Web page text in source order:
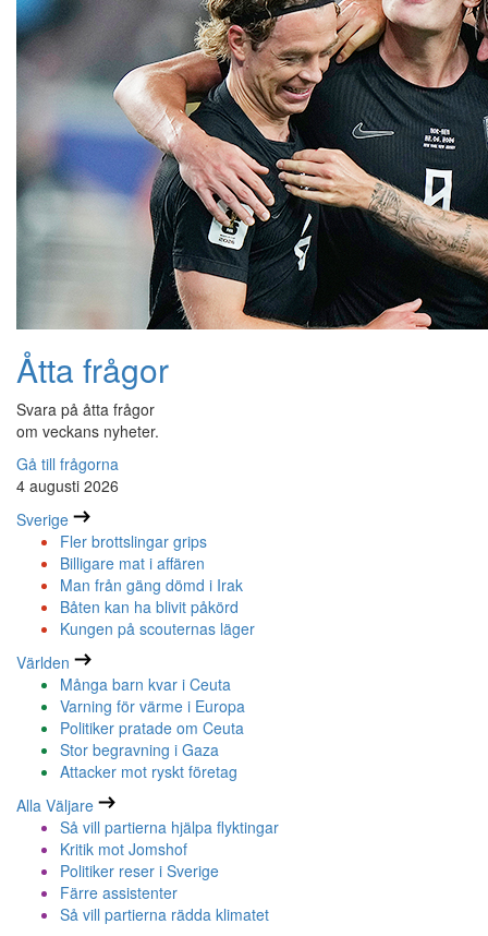
Åtta frågor
Svara på åtta frågor
om veckans nyheter.
Gå till frågorna
4 augusti 2026
Sverige
Fler brottslingar grips
Billigare mat i affären
Man från gäng dömd i Irak
Båten kan ha blivit påkörd
Kungen på scouternas läger
Världen
Många barn kvar i Ceuta
Varning för värme i Europa
Politiker pratade om Ceuta
Stor begravning i Gaza
Attacker mot ryskt företag
Alla Väljare
Så vill partierna hjälpa flyktingar
Kritik mot Jomshof
Politiker reser i Sverige
Färre assistenter
Så vill partierna rädda klimatet